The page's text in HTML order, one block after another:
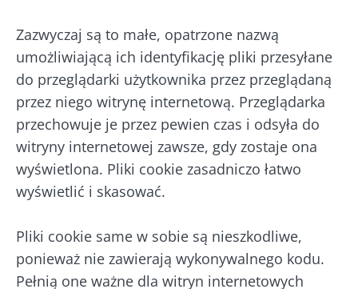
Zazwyczaj są to małe, opatrzone nazwą
umożliwiającą ich identyfikację pliki przesyłane
do przeglądarki użytkownika przez przeglądaną
przez niego witrynę internetową. Przeglądarka
przechowuje je przez pewien czas i odsyła do
witryny internetowej zawsze, gdy zostaje ona
wyświetlona. Pliki cookie zasadniczo łatwo
wyświetlić i skasować.
Pliki cookie same w sobie są nieszkodliwe,
ponieważ nie zawierają wykonywalnego kodu.
Pełnią one ważne dla witryn internetowych